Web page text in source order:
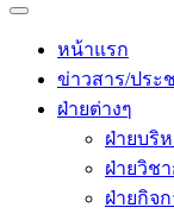
Primary
หน้าแรก
ข่าวสาร/ประ
ฝ่ายต่างๆ
ฝ่ายบริ
ฝ่ายวิช
ฝ่ายกิจ